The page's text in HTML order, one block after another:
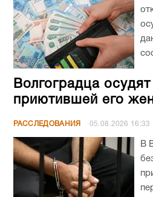
Волгоградца
приютившей его
РАССЛЕДОВАНИЯ 05.08.2026 16:33
В